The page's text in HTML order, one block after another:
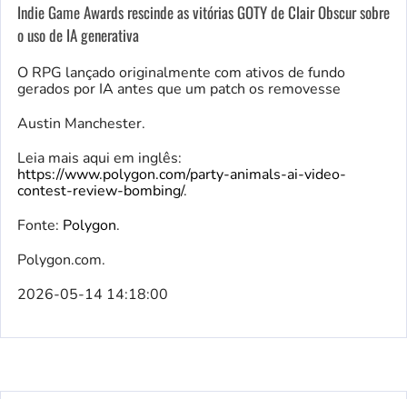
Indie Game Awards rescinde as vitórias GOTY de Clair Obscur sobre
o uso de IA generativa
O RPG lançado originalmente com ativos de fundo
gerados por IA antes que um patch os removesse
Austin Manchester.
Leia mais aqui em inglês:
https://www.polygon.com/party-animals-ai-video-
contest-review-bombing/.
Fonte: Polygon.
Polygon.com.
2026-05-14 14:18:00